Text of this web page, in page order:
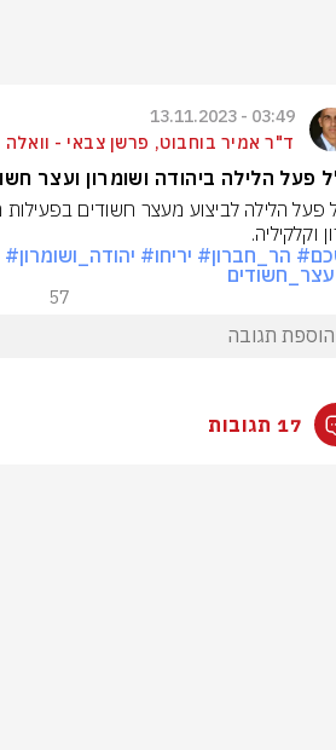
03:49 - 13.11.2023
ד"ר אמיר בוחבוט, פרשן צבאי - וואלה
פעל הלילה ביהודה ושומרון ועצר
וקלקיליה.
# הר_חברון# יריחו# יהודה_ושומרון#
57
17 תגובות